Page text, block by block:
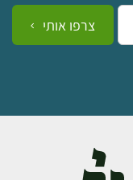
צרפו אותי